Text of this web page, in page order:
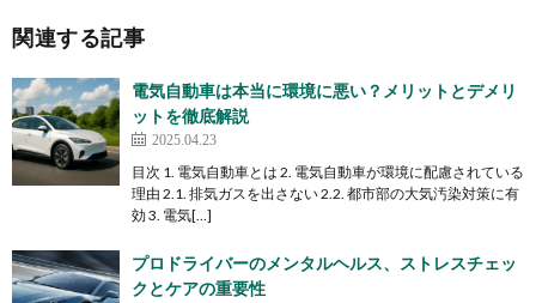
関連する記事
電気自動車は本当に環境に悪い？メリットとデメリ
ットを徹底解説
2025.04.23
目次 1. 電気自動車とは 2. 電気自動車が環境に配慮されている
理由 2.1. 排気ガスを出さない 2.2. 都市部の大気汚染対策に有
効 3. 電気[…]
プロドライバーのメンタルヘルス、ストレスチェッ
クとケアの重要性